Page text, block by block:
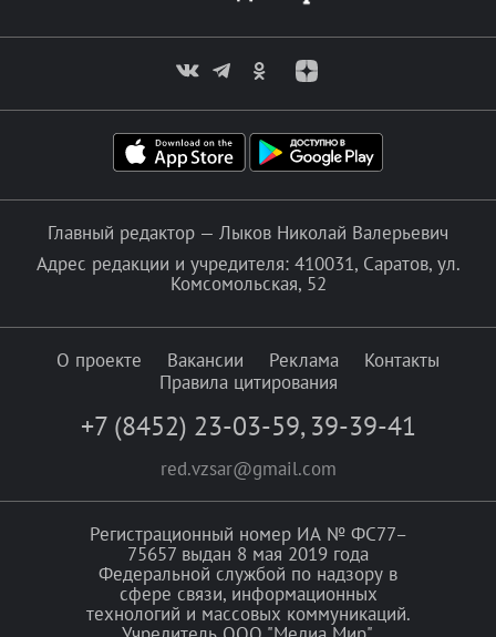
Главный редактор — Лыков Николай Валерьевич
Адрес редакции и учредителя: 410031, Саратов, ул.
Комсомольская, 52
О проекте Вакансии Реклама
Контакты
Правила цитирования
+7 (8452) 23-03-59, 39-39-41
red.vzsar@gmail.com
Регистрационный номер ИА № ФС77–
75657 выдан 8 мая 2019 года
Федеральной службой по надзору в
сфере связи, информационных
технологий и массовых коммуникаций.